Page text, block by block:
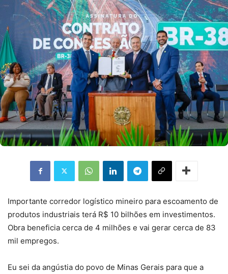
Importante corredor logístico mineiro para escoamento de
produtos industriais terá R$ 10 bilhões em investimentos.
Obra beneficia cerca de 4 milhões e vai gerar cerca de 83
mil empregos.
Eu sei da angústia do povo de Minas Gerais para que a